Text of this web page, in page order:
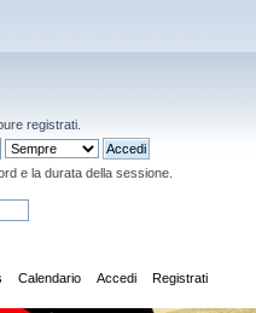
registrati
e la durata della sessione.
Calendario Accedi Registrati